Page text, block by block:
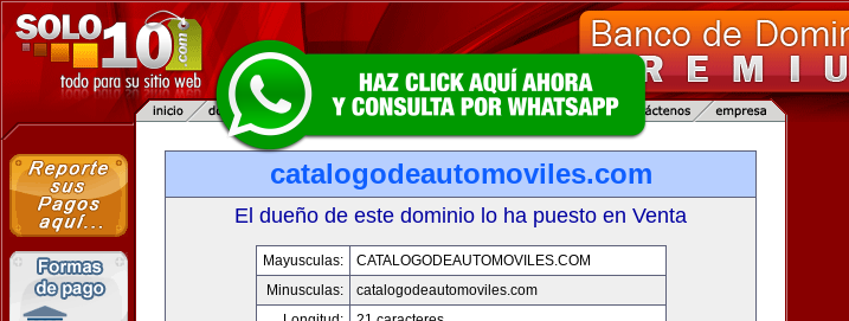
catalogodeautomoviles.com
El dueño de este dominio lo ha puesto en Venta
Mayusculas:
CATALOGODEAUTOMOVILES.COM
Minusculas:
catalogodeautomoviles.com